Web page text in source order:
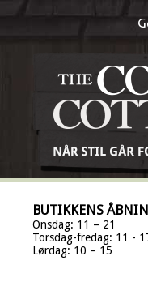
BUTIKKENS
Onsdag: 11 – 21
Torsdag-fredag: 11 -
Lørdag: 10 – 15